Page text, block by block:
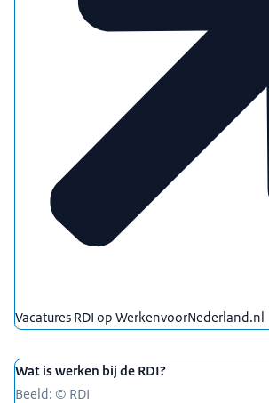
Vacatures RDI op WerkenvoorNederland.nl
Wat is werken bij de RDI?
Beeld: © RDI